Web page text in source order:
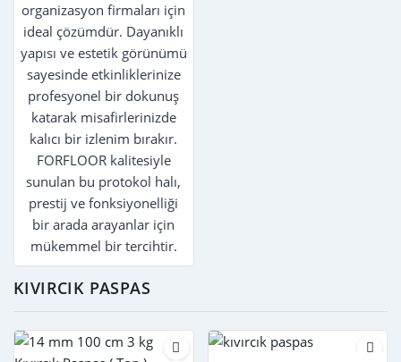
organizasyon firmaları için
ideal çözümdür. Dayanıklı
yapısı ve estetik görünümü
sayesinde etkinliklerinize
profesyonel bir dokunuş
katarak misafirlerinizde
kalıcı bir izlenim bırakır.
FORFLOOR kalitesiyle
sunulan bu protokol halı,
prestij ve fonksiyonelliği
bir arada arayanlar için
mükemmel bir tercihtir.
KIVIRCIK PASPAS